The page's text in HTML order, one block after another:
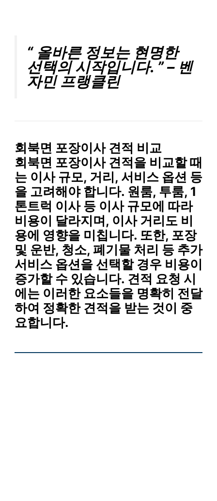
“ 올바른 정보는 현명한
선택의 시작입니다. ” – 벤
자민 프랭클린
회북면 포장이사 견적 비교
회북면 포장이사 견적을 비교할 때
는 이사 규모, 거리, 서비스 옵션 등
을 고려해야 합니다. 원룸, 투룸, 1
톤트럭 이사 등 이사 규모에 따라
비용이 달라지며, 이사 거리도 비
용에 영향을 미칩니다. 또한, 포장
및 운반, 청소, 폐기물 처리 등 추가
서비스 옵션을 선택할 경우 비용이
증가할 수 있습니다. 견적 요청 시
에는 이러한 요소들을 명확히 전달
하여 정확한 견적을 받는 것이 중
요합니다.